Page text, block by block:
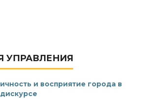
УПРАВЛЕНИЯ
и восприятие города в